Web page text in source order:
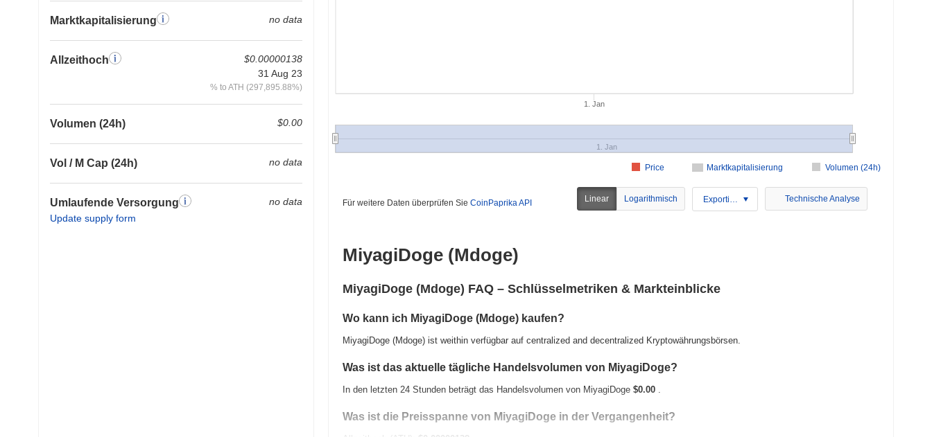
Marktkapitalisierung no data
Allzeithoch
$0.00000138
31 Aug 23
% to ATH (297,895.88%)
Volumen (24h) $0.00
Vol / M Cap (24h) no data
Umlaufende Versorgung
Update supply form
no data
Marktkapitalisierung Volumen (24h)
Price
1. Jan
1. Jan
Für weitere Daten überprüfen Sie CoinPaprika API Linear Logarithmisch Exportieren Technische Analyse
MiyagiDoge (Mdoge)
MiyagiDoge (Mdoge) FAQ – Schlüsselmetriken & Markteinblicke
Wo kann ich MiyagiDoge (Mdoge) kaufen?
MiyagiDoge (Mdoge) ist weithin verfügbar auf centralized and decentralized Kryptowährungsbörsen.
Was ist das aktuelle tägliche Handelsvolumen von MiyagiDoge?
In den letzten 24 Stunden beträgt das Handelsvolumen von MiyagiDoge $0.00 .
Was ist die Preisspanne von MiyagiDoge in der Vergangenheit?